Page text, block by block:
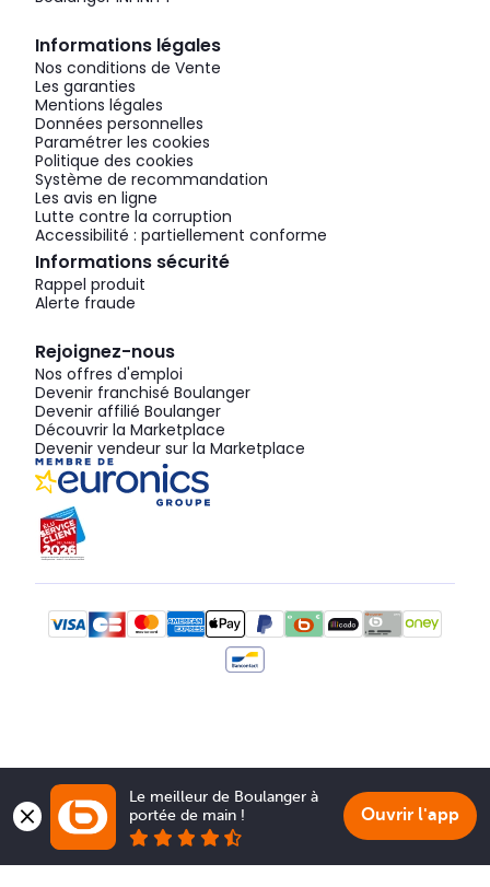
Informations légales
Nos conditions de Vente
Les garanties
Mentions légales
Données personnelles
Paramétrer les cookies
Politique des cookies
Système de recommandation
Les avis en ligne
Lutte contre la corruption
Accessibilité : partiellement conforme
Informations sécurité
Rappel produit
Alerte fraude
Rejoignez-nous
Nos offres d'emploi
Devenir franchisé Boulanger
Devenir affilié Boulanger
Découvrir la Marketplace
Devenir vendeur sur la Marketplace
Le meilleur de Boulanger à
portée de main !
Ouvrir l'app